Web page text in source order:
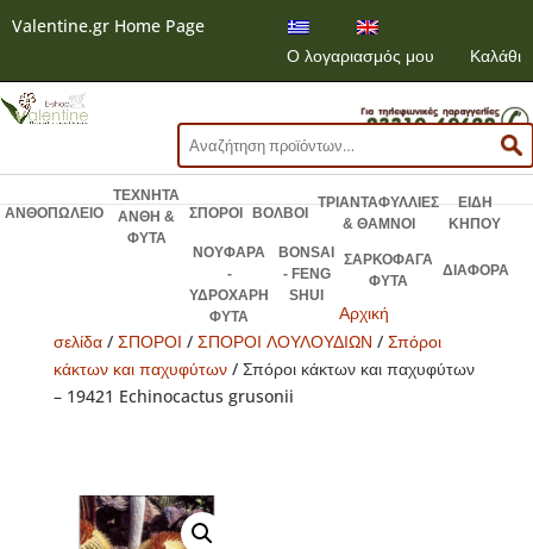
Valentine.gr Home Page
Ο λογαριασμός μου
Καλάθι
Αναζήτηση
για:
ΑΝΘΟΠΩΛΕΙΟ
ΤΕΧΝΗΤΑ
ΑΝΘΗ &
ΦΥΤΑ
ΣΠΟΡΟΙ ΒΟΛΒΟΙ
ΤΡΙΑΝΤΑΦΥΛΛΙΕΣ
& ΘΑΜΝΟΙ
ΕΙΔΗ
ΚΗΠΟΥ
ΝΟΥΦΑΡΑ
-
ΥΔΡΟΧΑΡΗ
ΦΥΤΑ
BONSAI
- FENG
SHUI
ΣΑΡΚΟΦΑΓΑ
ΦΥΤΑ
ΔΙΑΦΟΡΑ
Αρχική
σελίδα/ ΣΠΟΡΟΙ / ΣΠΟΡΟΙ ΛΟΥΛΟΥΔΙΩΝ / Σπόροι
κάκτων και παχυφύτων/ Σπόροι κάκτων και παχυφύτων
– 19421 Echinocactus grusonii